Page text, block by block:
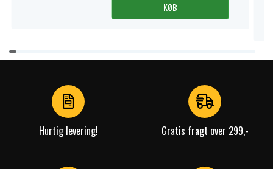
KØB
Item
1
Hurtig levering! Gratis fragt over 299,-